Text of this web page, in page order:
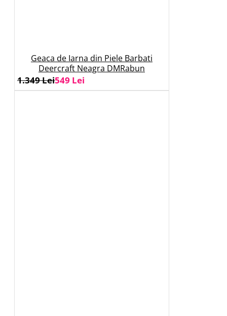
Geaca de Iarna din Piele Barbati
Deercraft Neagra DMRabun
549 Lei
1.349 Lei